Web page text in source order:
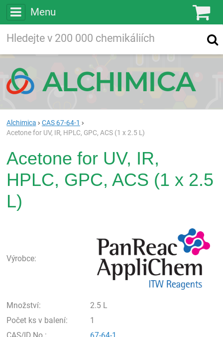
Menu
Vyhledávání
Alchimica
CAS 67-64-1
Acetone for UV, IR, HPLC, GPC, ACS (1 x 2.5 L)
Acetone for UV, IR,
HPLC, GPC, ACS (1 x 2.5
L)
Výrobce:
Množství:
2.5 L
Počet ks v balení:
1